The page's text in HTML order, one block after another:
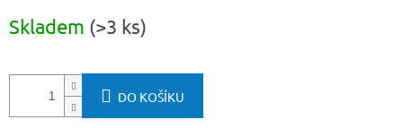
cena:
Skladem (>3 ks)
DO KOŠÍKU